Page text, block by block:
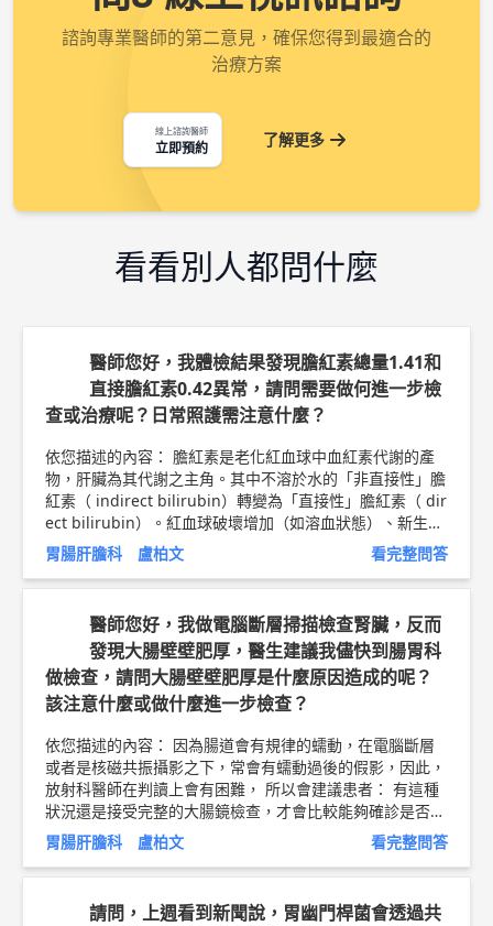
諮詢專業醫師的第二意見，確保您得到最適合的
治療方案
線上諮詢醫師
立即預約 了解更多
看看別人都問什麼
醫師您好，我體檢結果發現膽紅素總量1.41和
直接膽紅素0.42異常，請問需要做何進一步檢
查或治療呢？日常照護需注意什麼？
依您描述的內容： 膽紅素是老化紅血球中血紅素代謝的產
物，肝臟為其代謝之主角。其中不溶於水的「非直接性」膽
紅素（ indirect bilirubin）轉變為「直接性」膽紅素（ dir
ect bilirubin）。紅血球破壞增加（如溶血狀態）、新生兒
肝臟發育未全、及病毒性或藥物性肝炎，都可能導致非接合
性膽紅素增加。此外，肝外膽管阻塞影響膽汁排除亦為「直
接性」膽紅素升高之常見原因。我會建議您先排除是否有病
毒肝炎的感染以及血液疾病，假如都沒有，比較常見的就是
吉伯特氏症候群(Gilbert's Syndrome)，一種不會引響壽命
的常見非直接性膽紅素升高的症狀，不會有其它肝功能異常
現象，理學檢查全部正常，幾乎不會有明顯症狀，或是影響
到生的存活，其中患者性別以男性居多，但是女性在台灣也
流，一切以醫師實際看診為準。 輝雄健檢診所 內科 主任 盧
柏文 醫師簡介 ►http://bit.ly/2JICtyw 膽結石衛教文章 ►h
ttp://bit.ly/2Nj6ICN
胃腸肝膽科 盧柏文 看完整問答
醫師您好，我做電腦斷層掃描檢查腎臟，反而
發現大腸壁壁肥厚，醫生建議我儘快到腸胃科
做檢查，請問大腸壁壁肥厚是什麼原因造成的呢？
該注意什麼或做什麼進一步檢查？
依您描述的內容： 因為腸道會有規律的蠕動，在電腦斷層
或者是核磁共振攝影之下，常會有蠕動過後的假影，因此，
放射科醫師在判讀上會有困難， 所以會建議患者： 有這種
狀況還是接受完整的大腸鏡檢查，才會比較能夠確診是否有
病灶 以上純係觀念交流，一切以醫師實際看診為準。 輝雄
https://goo.
gl/thHdOq
問8 Facebook ►https://goo.gl/UZt42U問8
醫學動畫 ►
https://goo.gl/Fo1lHQ
胃腸肝膽科 盧柏文 看完整問答
請問，上週看到新聞說，胃幽門桿菌會透過共